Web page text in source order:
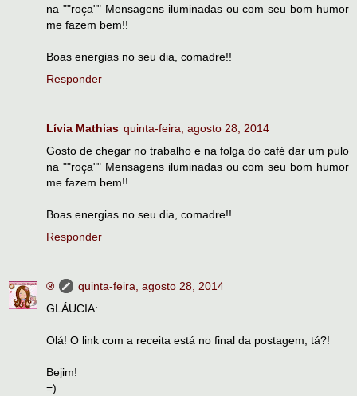
na ""roça"" Mensagens iluminadas ou com seu bom humor
me fazem bem!!
Boas energias no seu dia, comadre!!
Responder
Lívia Mathias quinta-feira, agosto 28, 2014
Gosto de chegar no trabalho e na folga do café dar um pulo
na ""roça"" Mensagens iluminadas ou com seu bom humor
me fazem bem!!
Boas energias no seu dia, comadre!!
Responder
®
quinta-feira, agosto 28, 2014
GLÁUCIA:
Olá! O link com a receita está no final da postagem, tá?!
Bejim!
=)